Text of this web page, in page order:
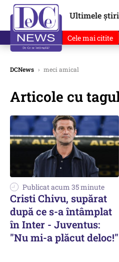
Ultimele știri
Cele mai citite
DCNews › meci amical
Articole cu
Publicat acum 35 minute
Cristi Chivu, supărat
după ce s-a întâmplat
în Inter - Juventus:
"Nu mi-a plăcut deloc!"